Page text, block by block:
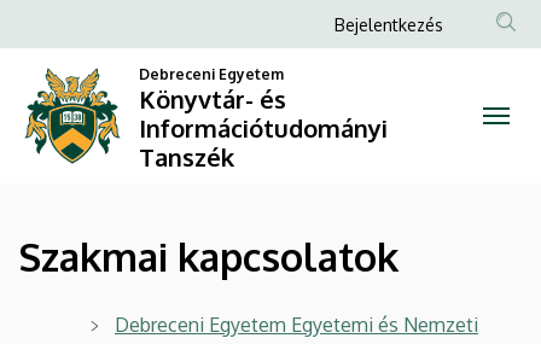
kapcsolatok
Könyvtár-
Információtudományi
Tanszék
a
tartalomra
Anonim
menüje
Bejelentkezés
Debreceni Egyetem
Könyvtár- és
Információtudományi
Tanszék
Szakmai kapcsolatok
Debreceni Egyetem Egyetemi és Nemzeti